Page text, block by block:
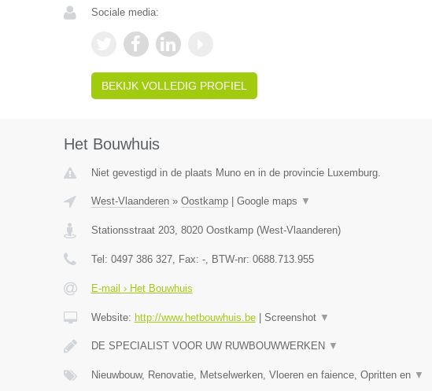
Sociale media:
BEKIJK VOLLEDIG PROFIEL
Het Bouwhuis
Niet gevestigd in de plaats Muno en in de provincie Luxemburg.
West-Vlaanderen» Oostkamp| Google maps ▼
Stationsstraat 203, 8020 Oostkamp(West-Vlaanderen)
Tel: 0497 386 327, Fax: -, BTW-nr: 0688.713.955
E-mail › Het Bouwhuis
Website: http://www.hetbouwhuis.be| Screenshot ▼
DE SPECIALIST VOOR UW RUWBOUWWERKEN ▼
Nieuwbouw, Renovatie, Metselwerken, Vloeren en faience, Opritten en ▼